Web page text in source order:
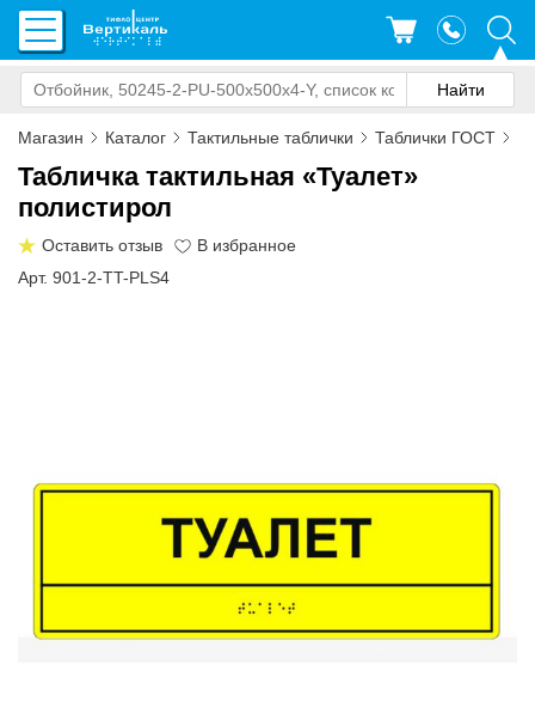
Магазин Каталог Тактильные таблички Таблички ГОСТ
Табличка тактильная «Туалет»
полистирол
Оставить отзыв
Арт. 901-2-TT-PLS4